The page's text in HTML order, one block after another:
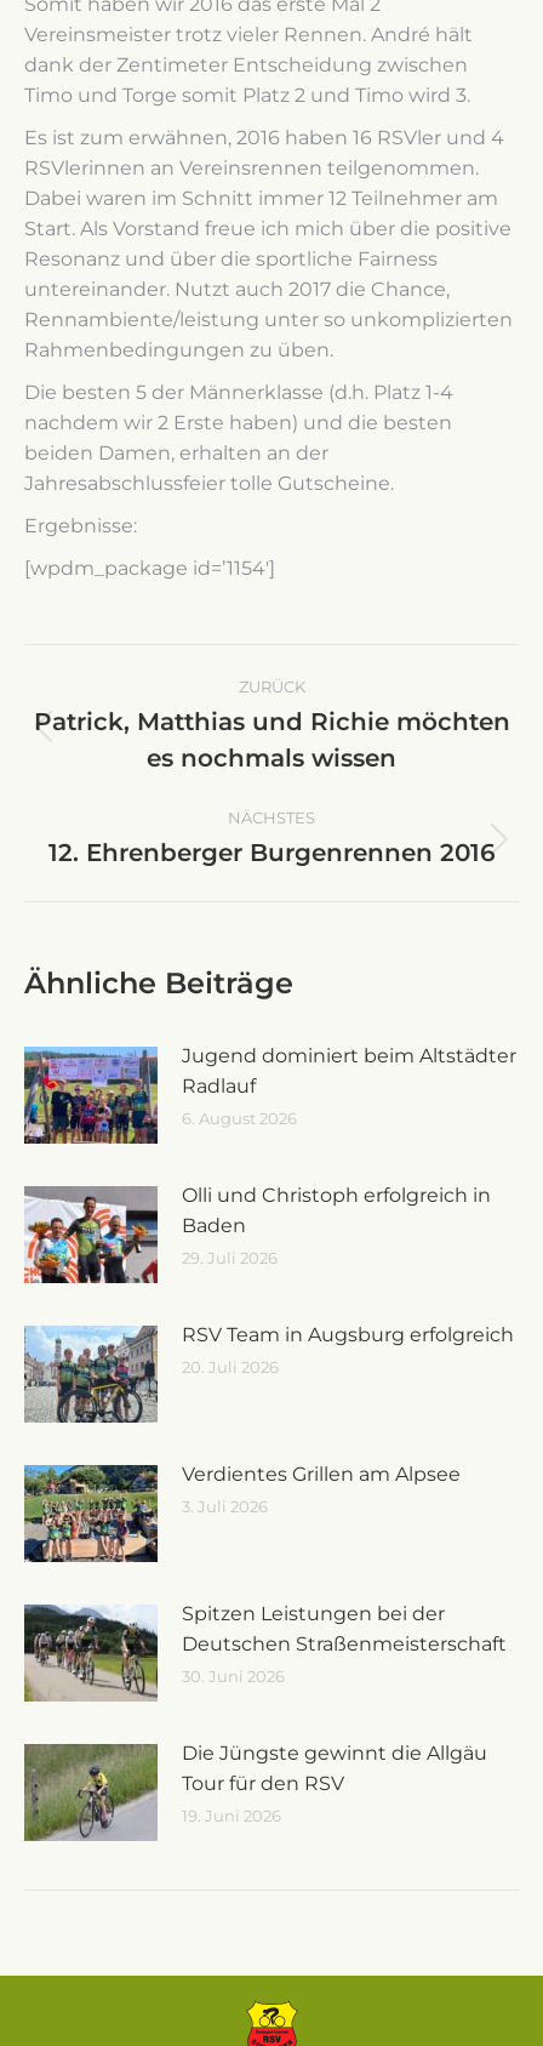
Vereinsmeister trotz vieler Rennen. André hält
dank der Zentimeter Entscheidung zwischen
Timo und Torge somit Platz 2 und Timo wird 3.
Es ist zum erwähnen, 2016 haben 16 RSVler und 4
RSVlerinnen an Vereinsrennen teilgenommen.
Dabei waren im Schnitt immer 12 Teilnehmer am
Start. Als Vorstand freue ich mich über die positive
Resonanz und über die sportliche Fairness
untereinander. Nutzt auch 2017 die Chance,
Rennambiente/leistung unter so unkomplizierten
Rahmenbedingungen zu üben.
Die besten 5 der Männerklasse (d.h. Platz 1-4
nachdem wir 2 Erste haben) und die besten
beiden Damen, erhalten an der
Jahresabschlussfeier tolle Gutscheine.
Ergebnisse:
[wpdm_package id=’1154′]
Kommentarnavigation
ZURÜCK
Beitrag:
Patrick, Matthias und Richie möchten
es nochmals wissen
NÄCHSTES
Nächster
12. Ehrenberger Burgenrennen 2016
Ähnliche Beiträge
Jugend dominiert beim Altstädter
Radlauf
6. August 2026
Olli und Christoph erfolgreich in
Baden
29. Juli 2026
RSV Team in Augsburg erfolgreich
20. Juli 2026
Verdientes Grillen am Alpsee
3. Juli 2026
Spitzen Leistungen bei der
Deutschen Straßenmeisterschaft
30. Juni 2026
Die Jüngste gewinnt die Allgäu
Tour für den RSV
19. Juni 2026